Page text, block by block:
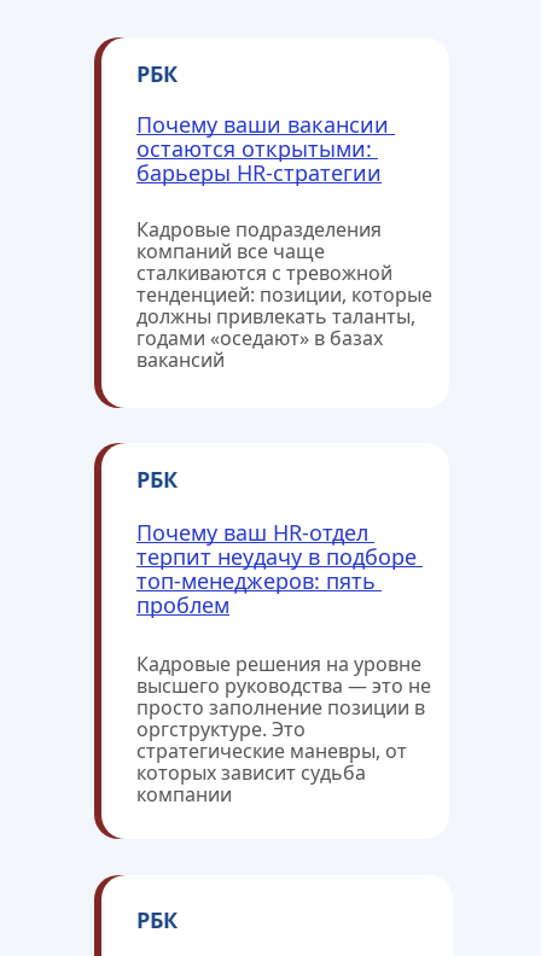
РБК
РБК
РБК
Почему ваши вакансии
остаются открытыми:
барьеры HR-стратегии
Кадровые подразделения
компаний все чаще
сталкиваются с тревожной
тенденцией: позиции, которые
должны привлекать таланты,
годами «оседают» в базах
вакансий
Почему ваш HR-отдел
терпит неудачу в подборе
топ-менеджеров: пять
проблем
Кадровые решения на уровне
высшего руководства — это не
просто заполнение позиции в
оргструктуре. Это
стратегические маневры, от
которых зависит судьба
компании